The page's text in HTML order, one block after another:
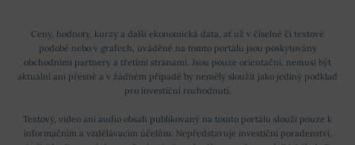
Ceny, hodnoty, kurzy a další ekonomická data, ať už v číselné či textové
podobě nebo v grafech, uváděné na tomto portálu jsou poskytovány
obchodními partnery a třetími stranami. Jsou pouze orientační, nemusí být
aktuální ani přesné a v žádném případě by neměly sloužit jako jediný podklad
pro investiční rozhodnutí.
Textový, video ani audio obsah publikovaný na tomto portálu slouží pouze k
informačním a vzdělávacím účelům. Nepředstavuje investiční poradenství,